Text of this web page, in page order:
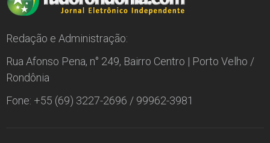
Redação e Administração:
Rua Afonso Pena, n° 249, Bairro Centro | Porto Velho /
Rondônia
Fone: +55 (69) 3227-2696 / 99962-3981